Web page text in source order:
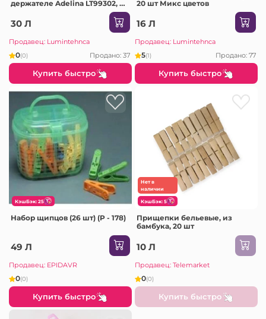
держателе Adelina LT99302, 30
30 Л
Продавец: Lumintehnca
0(0) Продано: 37
Купить быстро
20 шт Микс цветов
16 Л
Продавец: Lumintehnca
5(1) Продано: 77
Купить быстро
КэшБэк: 25
Набор щипцов (26 шт) (P - 178)
49 Л
Продавец: EPIDAVR
0(0)
Купить быстро
Нет в
наличии
КэшБэк: 5
Прищепки бельевые, из
бамбука, 20 шт
10 Л
Продавец: Telemarket
0(0)
Купить быстро